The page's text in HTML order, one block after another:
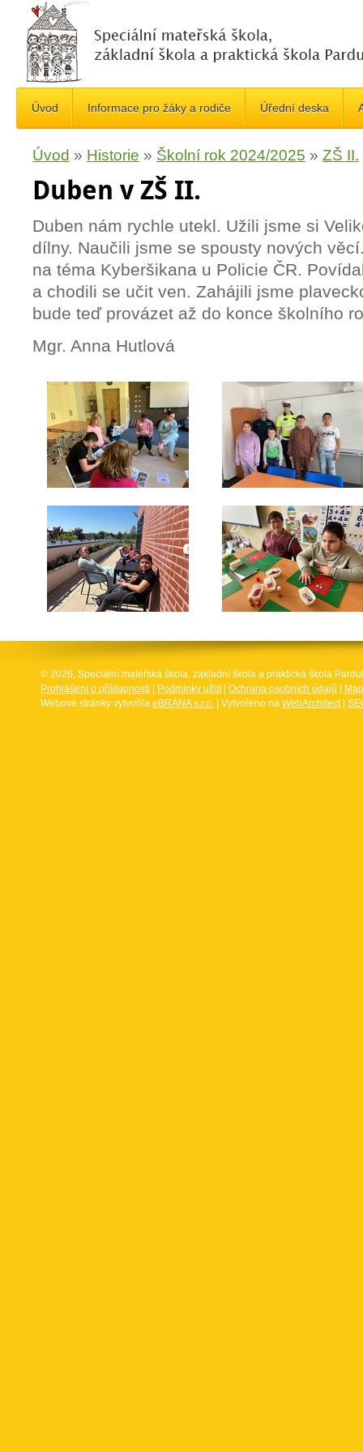
Úvod Informace pro žáky a rodiče Úřední deska
Úvod » Historie » Školní rok 2024/2025 » ZŠ II.
Duben v ZŠ II.
Duben nám rychle utekl. Užili jsme si
dílny. Naučili jsme se spousty nových
na téma Kyberšikana u Policie ČR.
a chodili se učit ven. Zahájili jsme
bude teď provázet až do konce školního
Mgr. Anna Hutlová
© 2026, Speciální mateřská škola, základní škola a praktická škola
Prohlášení o přístupnosti
Podmínky užití Ochrana osobních údajů
Webové stránky vytvořila eBRÁNA s.r.o. | Vytvořeno na WebArchitect|